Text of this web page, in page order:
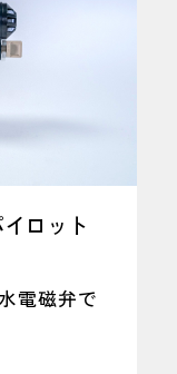
ロット
電磁弁で